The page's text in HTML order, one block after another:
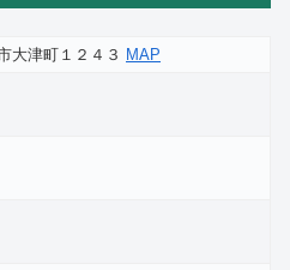
大津町１２４３ MAP